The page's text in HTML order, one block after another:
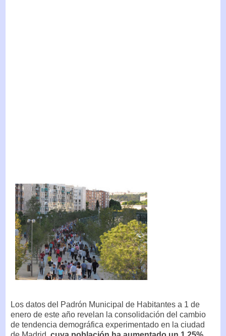
Los datos del Padrón Municipal de Habitantes a 1 de
enero de este año revelan la consolidación del cambio
de tendencia demográfica experimentado en la ciudad